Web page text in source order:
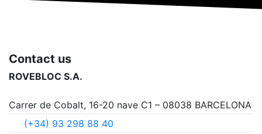
Contact us
ROVEBLOC S.A.
Carrer de Cobalt, 16-20 nave C1 – 08038 BARCELONA
(+34) 93 298 88 40